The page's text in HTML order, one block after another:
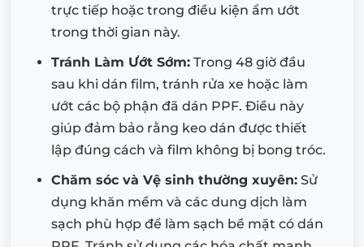
trực tiếp hoặc trong điều kiện ẩm ướt
trong thời gian này.
Tránh Làm Ướt Sớm: Trong 48 giờ đầu
sau khi dán film, tránh rửa xe hoặc làm
ướt các bộ phận đã dán PPF. Điều này
giúp đảm bảo rằng keo dán được thiết
lập đúng cách và film không bị bong tróc.
Chăm sóc và Vệ sinh thường xuyên: Sử
dụng khăn mềm và các dung dịch làm
sạch phù hợp để làm sạch bề mặt có dán